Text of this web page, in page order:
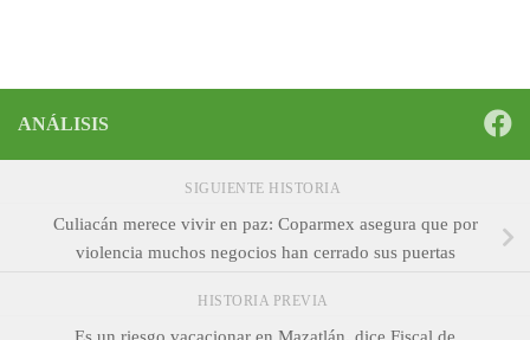
ANÁLISIS
SIGUIENTE HISTORIA
Culiacán merece vivir en paz: Coparmex asegura que por
violencia muchos negocios han cerrado sus puertas
HISTORIA PREVIA